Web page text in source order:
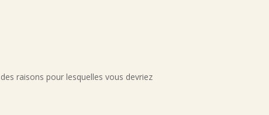
raisons pour lesquelles vous devriez